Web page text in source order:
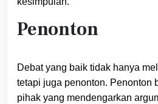
Penonton
Debat yang baik tidak hanya
tetapi juga penonton. Penonton
pihak yang mendengarkan